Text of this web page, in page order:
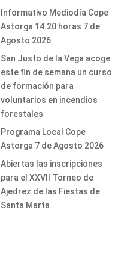
Informativo Mediodía Cope
Astorga 14.20 horas 7 de
Agosto 2026
San Justo de la Vega acoge
este fin de semana un curso
de formación para
voluntarios en incendios
forestales
Programa Local Cope
Astorga 7 de Agosto 2026
Abiertas las inscripciones
para el XXVII Torneo de
Ajedrez de las Fiestas de
Santa Marta